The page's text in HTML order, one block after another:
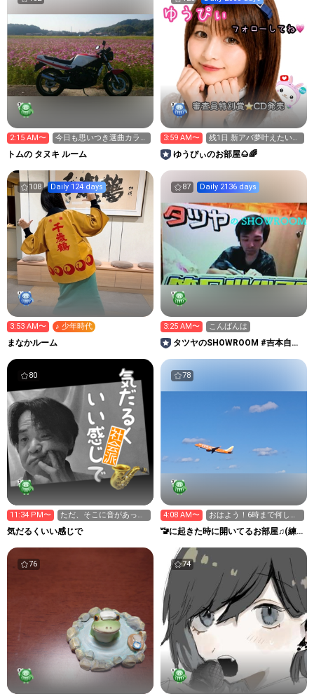
2:15 AM〜
今日も思いつき選曲カラオ
ケ配信です😺🐾♫✨
トムの タヌキ ルーム
3:59 AM〜
残1日 新アバ夢叶えたい🔥
応援お願いします
ゆうぴぃのお部屋🌰🌈
108 Daily 124 days
3:53 AM〜 ♪ 少年時代
まなかルーム
87 Daily 2136 days
3:25 AM〜 こんばんは
タツヤのSHOWROOM #吉本自宅
80
11:34 PM〜
ただ、そこに音があっ
て。
気だるくいい感じで
78
4:08 AM〜
おはよう！6時まで何しよ
うか？
🚾に起きた時に開いてるお部屋♫(練
76 74